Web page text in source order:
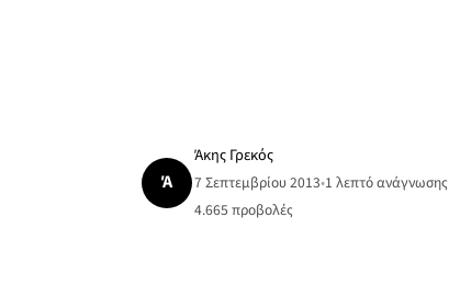
Ά
Άκης Γρεκός
7 Σεπτεμβρίου 2013•1 λεπτό ανάγνωσης
4.665 προβολές